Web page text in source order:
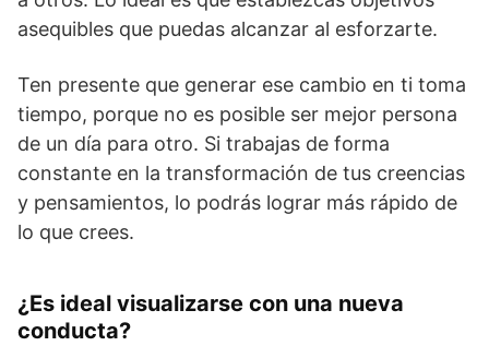
asequibles que puedas alcanzar al esforzarte.
Ten presente que generar ese cambio en ti toma
tiempo, porque no es posible ser mejor persona
de un día para otro. Si trabajas de forma
constante en la transformación de tus creencias
y pensamientos, lo podrás lograr más rápido de
lo que crees.
¿Es ideal visualizarse con una nueva
conducta?